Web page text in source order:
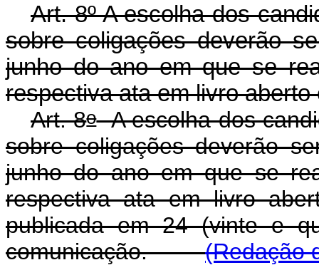
Art. 8º A escolha dos
sobre coligações deverão
junho do ano em que se
respectiva ata em livro
Art. 8oA escolha dos
sobre coligações deverão
junho do ano em que se
respectiva ata em livro
publicada em 24 (vinte e
comunicação.(Redação